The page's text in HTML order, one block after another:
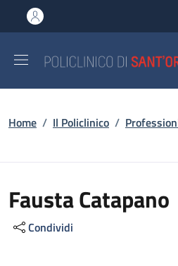
al contenuto principale
to footer content
Briciole di pane
Home / Il Policlinico /
Fausta Catapano
Condividi